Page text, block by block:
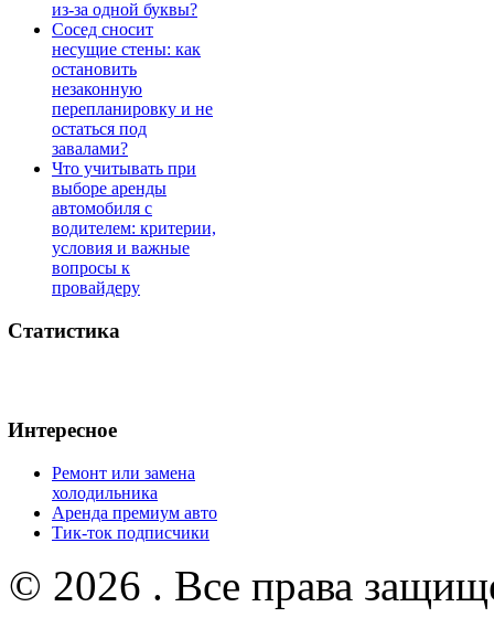
из-за одной буквы?
Сосед сносит
несущие стены: как
остановить
незаконную
перепланировку и не
остаться под
завалами?
Что учитывать при
выборе аренды
автомобиля с
водителем: критерии,
условия и важные
вопросы к
провайдеру
Статистика
Интересное
Ремонт или замена
холодильника
Аренда премиум авто
Тик-ток подписчики
© 2026 . Все права